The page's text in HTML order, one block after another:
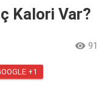
Kalori Var?
 91
+1